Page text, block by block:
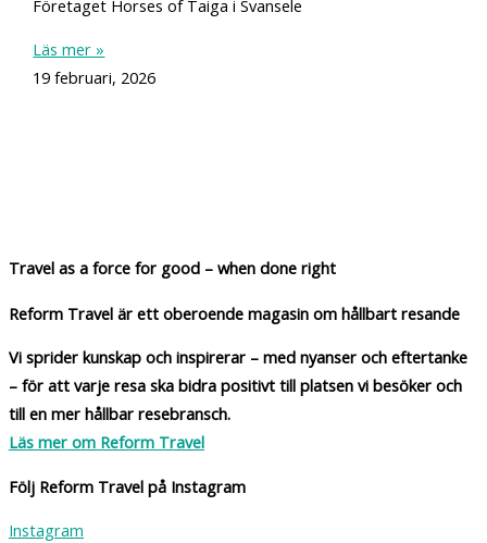
Företaget Horses of Taiga i Svansele
Läs mer »
19 februari, 2026
Travel as a force for good – when done right
Reform Travel är ett oberoende magasin om hållbart resande
Vi sprider kunskap och inspirerar – med nyanser och eftertanke
– för att varje resa ska bidra positivt till platsen vi besöker och
till en mer hållbar resebransch.
Läs mer om Reform Travel
Följ Reform Travel på Instagram
Instagram